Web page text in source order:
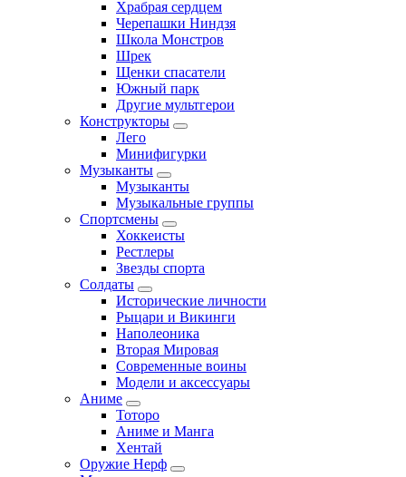
Храбрая сердцем
Черепашки Ниндзя
Школа Монстров
Шрек
Щенки спасатели
Южный парк
Другие мультгерои
Конструкторы
Лего
Минифигурки
Музыканты
Музыканты
Музыкальные группы
Спортсмены
Хоккеисты
Рестлеры
Звезды спорта
Солдаты
Исторические личности
Рыцари и Викинги
Наполеоника
Вторая Мировая
Современные воины
Модели и аксессуары
Аниме
Тоторо
Аниме и Манга
Хентай
Оружие Нерф